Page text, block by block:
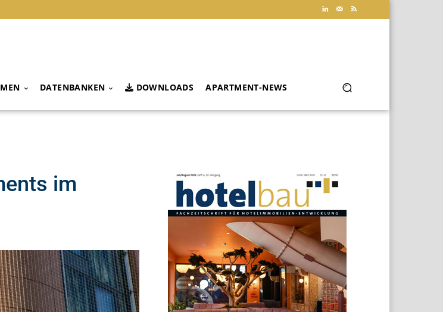
DATENBANKEN DOWNLOADS APARTMENT-NEWS
im